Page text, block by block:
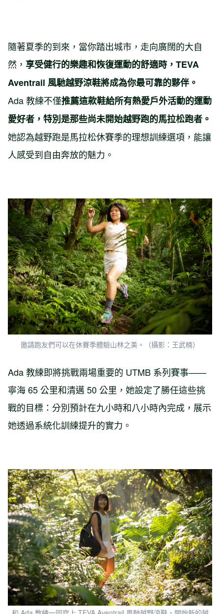
隨著夏季的到來，當你踏出城市，走向廣闊的大自
然， 享受健行的樂趣和恢復運動的舒適時，TEVA
Aventrail 風馳越野涼鞋將成為你最可靠的夥伴。
Ada 教練不僅推薦這款鞋給所有熱愛戶外活動的運動
愛好者，特別是那些尚未開始越野跑的馬拉松跑者。
她認為越野跑是馬拉松休賽季的理想訓練選項，能讓
人感受到自由奔放的魅力。
邀請跑友們可以在休賽季體驗山林之美。（攝影：王武楠）
Ada 教練即將挑戰兩場重要的 UTMB 系列賽事——
寧海 65 公里和清邁 50 公里，她設定了勝任這些挑
戰的目標：分別預計在九小時和八小時內完成，展示
她透過系統化訓練提升的實力。